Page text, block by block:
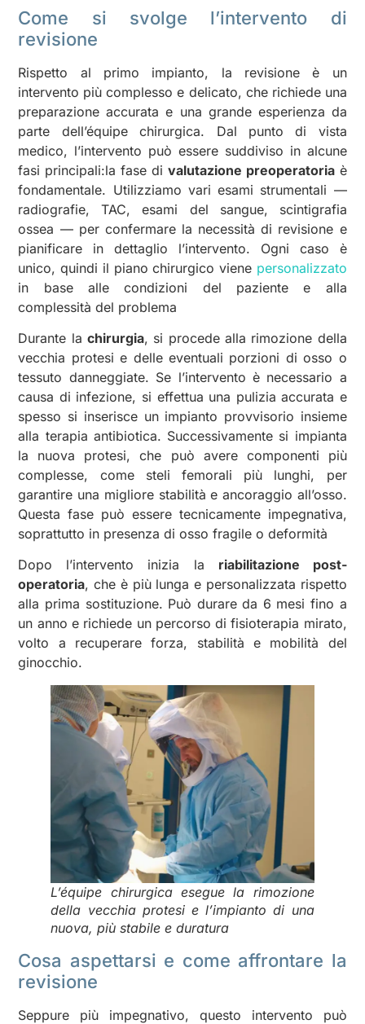
Come si svolge l’intervento di
revisione
Rispetto al primo impianto, la revisione è un
intervento più complesso e delicato, che richiede una
preparazione accurata e una grande esperienza da
parte dell’équipe chirurgica. Dal punto di vista
medico, l’intervento può essere suddiviso in alcune
fasi principali:la fase di valutazione preoperatoriaè
fondamentale. Utilizziamo vari esami strumentali —
radiografie, TAC, esami del sangue, scintigrafia
ossea — per confermare la necessità di revisione e
pianificare in dettaglio l’intervento. Ogni caso è
unico, quindi il piano chirurgico viene personalizzato
in base alle condizioni del paziente e alla
complessità del problema
Durante lachirurgia, si procede alla rimozione della
vecchia protesi e delle eventuali porzioni di osso o
tessuto danneggiate. Se l’intervento è necessario a
causa di infezione, si effettua una pulizia accurata e
spesso si inserisce un impianto provvisorio insieme
alla terapia antibiotica. Successivamente si impianta
la nuova protesi, che può avere componenti più
complesse, come steli femorali più lunghi, per
garantire una migliore stabilità e ancoraggio all’osso.
Questa fase può essere tecnicamente impegnativa,
soprattutto in presenza di osso fragile o deformità
Dopo l’intervento inizia la riabilitazione post-
operatoria, che è più lunga e personalizzata rispetto
alla prima sostituzione. Può durare da 6 mesi fino a
un anno e richiede un percorso di fisioterapia mirato,
volto a recuperare forza, stabilità e mobilità del
ginocchio.
L’équipe chirurgica esegue la rimozione
della vecchia protesi e l’impianto di una
nuova, più stabile e duratura
Cosa aspettarsi e come affrontare la
revisione
Seppure più impegnativo, questo intervento può